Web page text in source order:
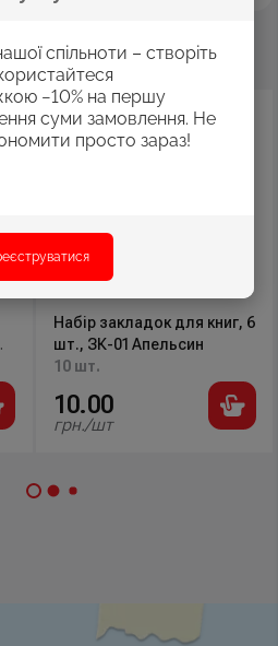
спільноти – створіть
−10% на першу
суми замовлення. Не
просто зараз!
Набір закладок для книг, 6
шт., ЗК-01 Апельсин
10 шт.
10.00
грн./шт